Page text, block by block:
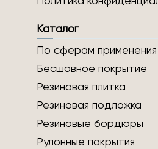
Каталог
По сферам применения
Бесшовное покрытие
Резиновая плитка
Резиновая подложка
Резиновые бордюры
Рулонные покрытия